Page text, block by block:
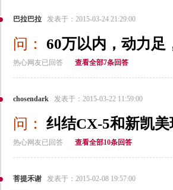
巴拉巴拉 发表于：2015-03-24 21:29:00
问： 60万以内，动力足
热心网友已回答 查看全部7条回答
chosendark 发表于：2015-03-22 11:59:00
问： 纠结CX-5和新凯
热心网友已回答 查看全部10条回答
菩提禾谢 发表于：2015-02-08 19:57:00